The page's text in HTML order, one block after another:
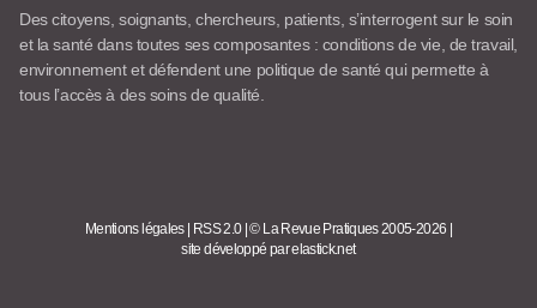
Des citoyens, soignants, chercheurs, patients, s’interrogent sur le soin
et la santé dans toutes ses composantes : conditions de vie, de travail,
environnement et défendent une politique de santé qui permette à
tous l’accès à des soins de qualité.
Mentions légales RSS 2.0 |© La Revue Pratiques 2005-2026
site développé par elastick.net